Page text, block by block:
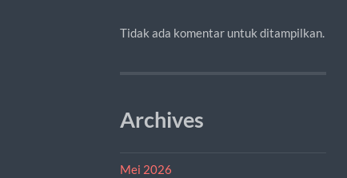
Tidak ada komentar untuk ditampilkan.
Archives
Mei 2026